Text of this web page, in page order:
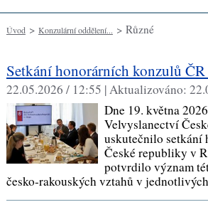
Úvod> Konzulární oddělení... > Různé
Setkání honorárních konzulů
22.05.2026 / 12:55 |Aktualizováno:
Dne 19. května
Velvyslanectví
uskutečnilo setkání
České republiky v
potvrdilo význam
česko‑rakouských vztahů v